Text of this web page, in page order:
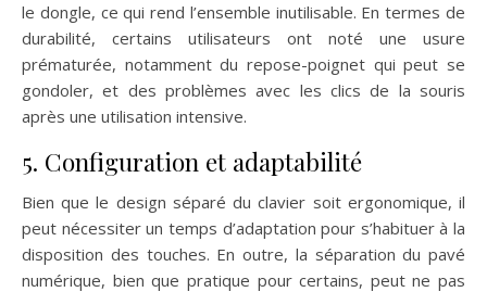
le dongle, ce qui rend l’ensemble inutilisable. En termes de
durabilité, certains utilisateurs ont noté une usure
prématurée, notamment du repose-poignet qui peut se
gondoler, et des problèmes avec les clics de la souris
après une utilisation intensive.
5. Configuration et adaptabilité
Bien que le design séparé du clavier soit ergonomique, il
peut nécessiter un temps d’adaptation pour s’habituer à la
disposition des touches. En outre, la séparation du pavé
numérique, bien que pratique pour certains, peut ne pas